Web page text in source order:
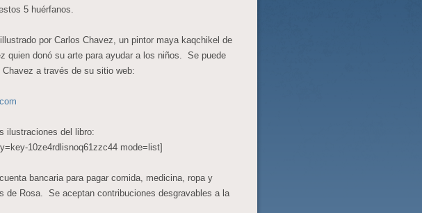
5 huérfanos.
por Carlos Chavez, un pintor maya kaqchikel de
quien donó su arte para ayudar a los niños. Se puede
a través de su sitio web:
ilustraciones del libro:
10ze4rdlisnoq61zzc44 mode=list]
bancaria para pagar comida, medicina, ropa y
de Rosa. Se aceptan contribuciones desgravables a la